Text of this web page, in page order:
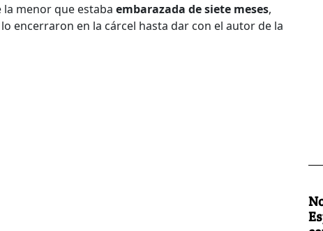
menor que estaba embarazada de siete meses,
encerraron en la cárcel hasta dar con el autor de la